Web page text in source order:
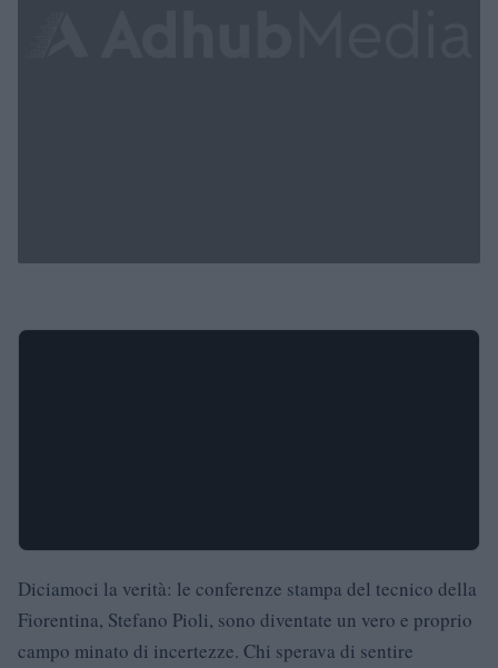
Diciamoci la verità: le conferenze stampa del tecnico della
Fiorentina, Stefano Pioli, sono diventate un vero e proprio
campo minato di incertezze. Chi sperava di sentire